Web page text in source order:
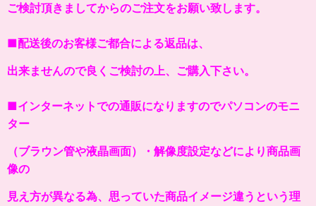
ご検討頂きましてからのご注文をお願い致します。
■配送後のお客様ご都合による返品は、
出来ませんので良くご検討の上、ご購入下さい。
■インターネットでの通販になりますのでパソコンのモニ
ター
（ブラウン管や液晶画面）・解像度設定などにより商品画
像の
見え方が異なる為、思っていた商品イメージ違うという理